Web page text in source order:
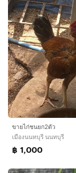
ขายไก่ชนยก2ตัว
เมืองนนทบุรี นนทบุรี
฿ 1,000